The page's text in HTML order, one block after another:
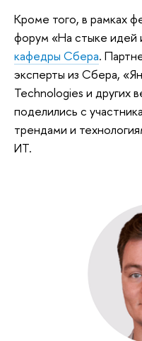
Кроме того, в рамках
форум «На стыке идей
кафедры Сбера.
эксперты из Сбера,
Technologies и других
поделились с
трендами и
ИТ.